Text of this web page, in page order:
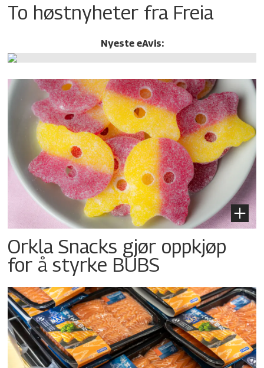
To høstnyheter fra Freia
Nyeste eAvis:
Orkla Snacks gjør oppkjøp
for å styrke BUBS